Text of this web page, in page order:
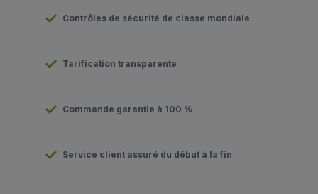
Contrôles de sécurité de classe mondiale
Tarification transparente
Commande garantie à 100 %
Service client assuré du début à la fin